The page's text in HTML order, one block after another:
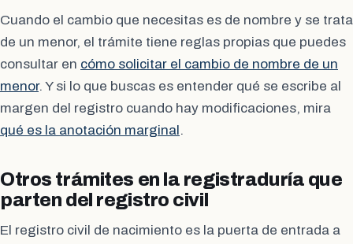
Cuando el cambio que necesitas es de nombre y se trata
de un menor, el trámite tiene reglas propias que puedes
consultar en cómo solicitar el cambio de nombre de un
menor. Y si lo que buscas es entender qué se escribe al
margen del registro cuando hay modificaciones, mira
qué es la anotación marginal.
Otros trámites en la registraduría que
parten del registro civil
El registro civil de nacimiento es la puerta de entrada a